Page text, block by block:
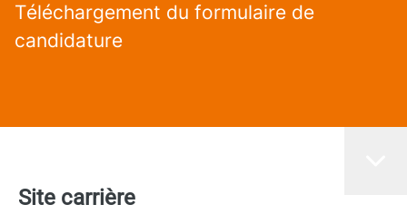
Téléchargement du formulaire de
candidature
Site carrière